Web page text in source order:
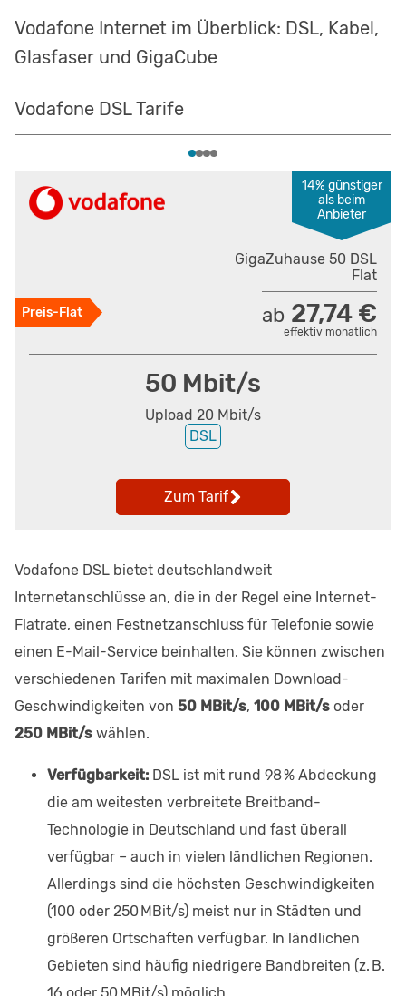
Vodafone Internet im Überblick: DSL, Kabel,
Glasfaser und GigaCube
Vodafone DSL Tarife
14% günstiger
als beim
Anbieter
GigaZuhause 50 DSL
Flat
Preis-Flat ab 27,74 €
effektiv monatlich
50 Mbit/s
Upload 20 Mbit/s
DSL
Zum Tarif
Vodafone DSL bietet deutschlandweit
Internetanschlüsse an, die in der Regel eine Internet-
Flatrate, einen Festnetzanschluss für Telefonie sowie
einen E-Mail-Service beinhalten. Sie können zwischen
verschiedenen Tarifen mit maximalen Download-
Geschwindigkeiten von 50 MBit/s, 100 MBit/s oder
250 MBit/s wählen.
Verfügbarkeit: DSL ist mit rund 98 % Abdeckung
die am weitesten verbreitete Breitband-
Technologie in Deutschland und fast überall
verfügbar – auch in vielen ländlichen Regionen.
Allerdings sind die höchsten Geschwindigkeiten
(100 oder 250 MBit/s) meist nur in Städten und
größeren Ortschaften verfügbar. In ländlichen
Gebieten sind häufig niedrigere Bandbreiten (z. B.
16 oder 50 MBit/s) möglich.